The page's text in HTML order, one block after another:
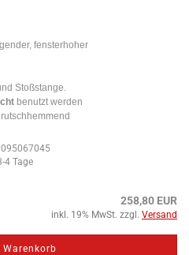
fensterhoher
Stoßstange.
benutzt werden
4 Tage
258,80 EUR
inkl. 19% MwSt. zzgl. Versand
Warenkorb